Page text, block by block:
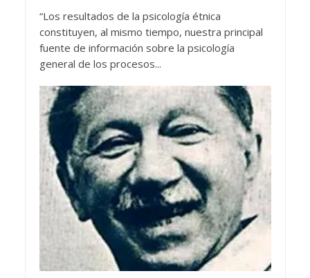
“Los resultados de la psicología étnica
constituyen, al mismo tiempo, nuestra principal
fuente de información sobre la psicología
general de los procesos...